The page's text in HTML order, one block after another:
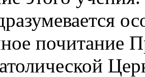
почитание